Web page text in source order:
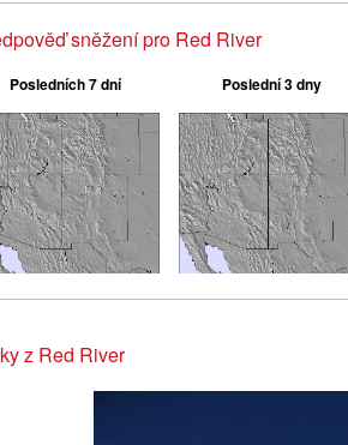
sněžení pro Red River
Posledních 7 dní Poslední 3 dny
z Red River